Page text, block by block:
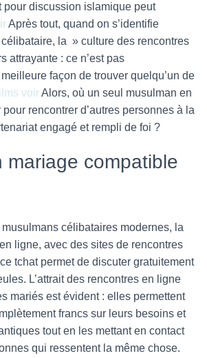
pour discussion islamique peut
Après tout, quand on s’identifie
la » culture des rencontres
attrayante : ce n’est pas
façon de trouver quelqu’un de
voirAlors, où un seul musulman en
rencontrer d’autres personnes à la
engagé et rempli de foi ?
mariage compatible
célibataires modernes, la
ligne, avec des sites de rencontres
tchat permet de discuter gratuitement
L’attrait des rencontres en ligne
mariés est évident : elles permettent
francs sur leurs besoins et
tout en les mettant en contact
qui ressentent la même chose.